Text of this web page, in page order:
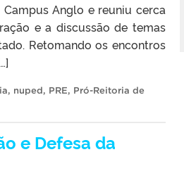
Anglo e reuniu cerca
e a discussão de temas
Retomando os encontros
, nuped, PRE, Pró-Reitoria de
e Defesa da